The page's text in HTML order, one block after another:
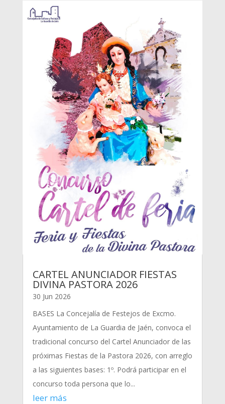
CARTEL ANUNCIADOR FIESTAS
DIVINA PASTORA 2026
30 Jun 2026
BASES La Concejalía de Festejos de Excmo.
Ayuntamiento de La Guardia de Jaén, convoca el
tradicional concurso del Cartel Anunciador de las
próximas Fiestas de la Pastora 2026, con arreglo
a las siguientes bases: 1º. Podrá participar en el
concurso toda persona que lo...
leer más